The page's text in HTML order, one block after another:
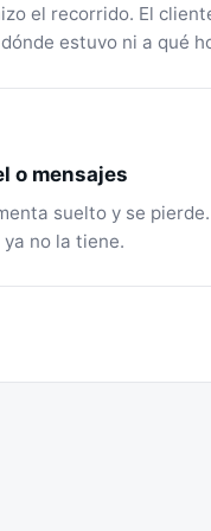
el recorrido. El
estuvo ni a qué
o mensajes
suelto y se
no la tiene.